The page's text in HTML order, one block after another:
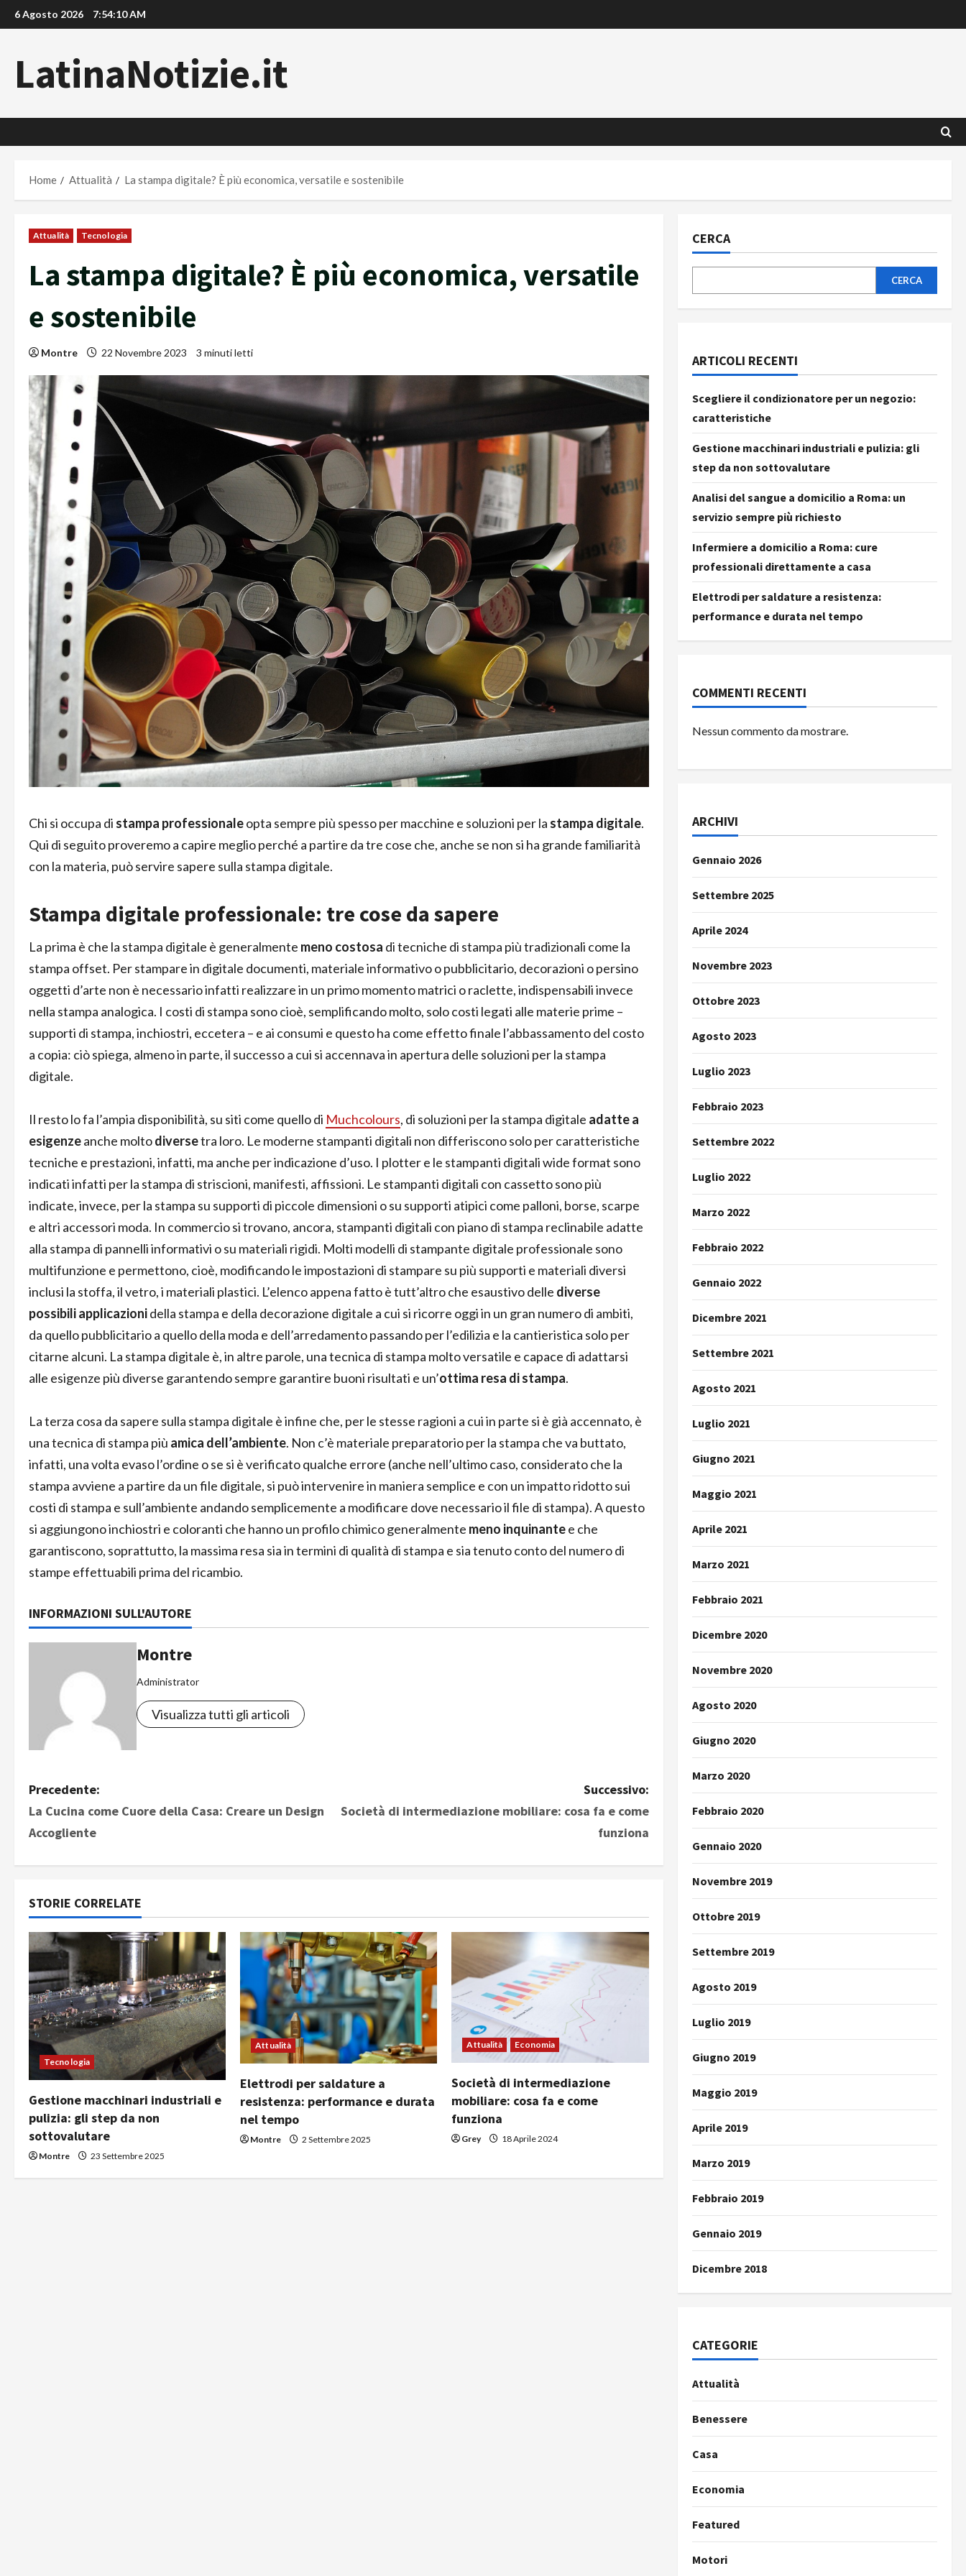
al
6 Agosto 2026 7:54:11 AM
LatinaNotizie.it
Home Attualità La stampa digitale? È più economica, versatile e sostenibile
Attualità Tecnologia
La stampa digitale? È più economica, versatile
e sostenibile
Montre 22 Novembre 2023 3 minuti letti
Chi si occupa di stampa professionaleopta sempre più spesso per macchine e soluzioni per la stampa digitale.
Qui di seguito proveremo a capire meglio perché a partire da tre cose che, anche se non si ha grande familiarità
con la materia, può servire sapere sulla stampa digitale.
Stampa digitale professionale: tre cose da sapere
La prima è che la stampa digitale è generalmente meno costosa di tecniche di stampa più tradizionali come la
stampa offset. Per stampare in digitale documenti, materiale informativo o pubblicitario, decorazioni o persino
oggetti d’arte non è necessario infatti realizzare in un primo momento matrici o raclette, indispensabili invece
nella stampa analogica. I costi di stampa sono cioè, semplificando molto, solo costi legati alle materie prime –
supporti di stampa, inchiostri, eccetera – e ai consumi e questo ha come effetto finale l’abbassamento del costo
a copia: ciò spiega, almeno in parte, il successo a cui si accennava in apertura delle soluzioni per la stampa
digitale.
Il resto lo fa l’ampia disponibilità, su siti come quello di Muchcolours, di soluzioni per la stampa digitale adatte a
esigenzeanche moltodiversetra loro. Le moderne stampanti digitali non differiscono solo per caratteristiche
tecniche e prestazioni, infatti, ma anche per indicazione d’uso. I plotter e le stampanti digitali wide format sono
indicati infatti per la stampa di striscioni, manifesti, affissioni. Le stampanti digitali con cassetto sono più
indicate, invece, per la stampa su supporti di piccole dimensioni o su supporti atipici come palloni, borse, scarpe
e altri accessori moda. In commercio si trovano, ancora, stampanti digitali con piano di stampa reclinabile adatte
alla stampa di pannelli informativi o su materiali rigidi. Molti modelli di stampante digitale professionale sono
multifunzione e permettono, cioè, modificando le impostazioni di stampare su più supporti e materiali diversi
inclusi la stoffa, il vetro, i materiali plastici. L’elenco appena fatto è tutt’altro che esaustivo delle diverse
possibili applicazionidella stampa e della decorazione digitale a cui si ricorre oggi in un gran numero di ambiti,
da quello pubblicitario a quello della moda e dell’arredamento passando per l’edilizia e la cantieristica solo per
citarne alcuni. La stampa digitale è, in altre parole, una tecnica di stampa molto versatile e capace di adattarsi
alle esigenze più diverse garantendo sempre garantire buoni risultati e un’ottima resa di stampa.
La terza cosa da sapere sulla stampa digitale è infine che, per le stesse ragioni a cui in parte si è già accennato, è
una tecnica di stampa più amica dell’ambiente. Non c’è materiale preparatorio per la stampa che va buttato,
infatti, una volta evaso l’ordine o se si è verificato qualche errore (anche nell’ultimo caso, considerato che la
stampa avviene a partire da un file digitale, si può intervenire in maniera semplice e con un impatto ridotto sui
costi di stampa e sull’ambiente andando semplicemente a modificare dove necessario il file di stampa). A questo
si aggiungono inchiostri e coloranti che hanno un profilo chimico generalmente meno inquinantee che
garantiscono, soprattutto, la massima resa sia in termini di qualità di stampa e sia tenuto conto del numero di
stampe effettuabili prima del ricambio.
INFORMAZIONI SULL'AUTORE
Montre
Administrator
Visualizza tutti gli articoli
N
a
g
a
z
i
o
n
e
a
r
t
Precedente:
La Cucina come Cuore della Casa: Creare un Design
Accogliente
Successivo:
Società di intermediazione mobiliare: cosa fa e come
funziona
STORIE CORRELATE
Tecnologia
Gestione macchinari industriali e
pulizia: gli step da non
sottovalutare
Montre 23 Settembre 2025
Attualità
Elettrodi per saldature a
resistenza: performance e durata
nel tempo
Montre 2 Settembre 2025
Attualità Economia
Società di intermediazione
mobiliare: cosa fa e come
funziona
Grey 18 Aprile 2024
CERCA
CERCA
ARTICOLI RECENTI
Scegliere il condizionatore per un negozio:
caratteristiche
Gestione macchinari industriali e pulizia: gli
step da non sottovalutare
Analisi del sangue a domicilio a Roma: un
servizio sempre più richiesto
Infermiere a domicilio a Roma: cure
professionali direttamente a casa
Elettrodi per saldature a resistenza:
performance e durata nel tempo
COMMENTI RECENTI
Nessun commento da mostrare.
ARCHIVI
Gennaio 2026
Settembre 2025
Aprile 2024
Novembre 2023
Ottobre 2023
Agosto 2023
Luglio 2023
Febbraio 2023
Settembre 2022
Luglio 2022
Marzo 2022
Febbraio 2022
Gennaio 2022
Dicembre 2021
Settembre 2021
Agosto 2021
Luglio 2021
Giugno 2021
Maggio 2021
Aprile 2021
Marzo 2021
Febbraio 2021
Dicembre 2020
Novembre 2020
Agosto 2020
Giugno 2020
Marzo 2020
Febbraio 2020
Gennaio 2020
Novembre 2019
Ottobre 2019
Settembre 2019
Agosto 2019
Luglio 2019
Giugno 2019
Maggio 2019
Aprile 2019
Marzo 2019
Febbraio 2019
Gennaio 2019
Dicembre 2018
CATEGORIE
Attualità
Benessere
Casa
Economia
Featured
Motori